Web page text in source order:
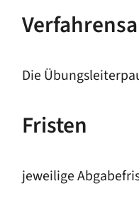
Die
Fristen
jeweilige